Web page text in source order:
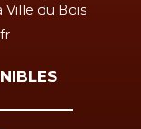
Ville du Bois